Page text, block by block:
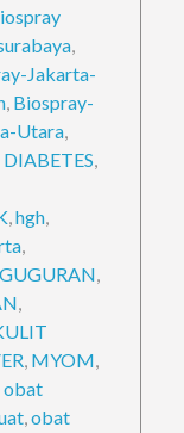
,
Jakarta-
, Biospray-
Utara,
DIABETES,
,hgh,
,
,
,
, MYOM,
obat
,obat